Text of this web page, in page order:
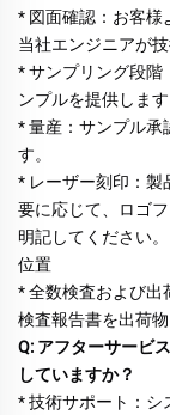
* 図面確認：お客様
当社エンジニアが
* サンプリング段階
ンプルを提供します
* 量産：サンプル承
す。
* レーザー刻印：製
要に応じて、ロゴ
明記してください。
位置
* 全数検査および出
検査報告書を出荷
Q: アフターサービ
していますか？
* 技術サポート：シ